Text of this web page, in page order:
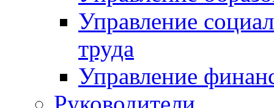
Управление
труда
Управление